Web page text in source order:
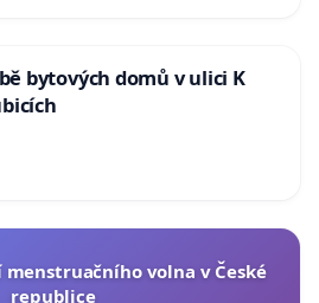
bytových domů v ulici K
menstruačního volna v České
republice